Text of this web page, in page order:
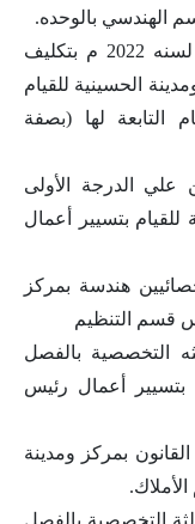
الهندسي بالوحده.
كما أصدر المحافظ القرار رقم (6564 ) لسنه 2022 م بتكليف
الحسينية للقيام
التابعة لها (بصفة
الدرجة الأولى
بتسيير أعمال
هندسة بمركز
قسم التنظيم
التخصصية بالفصل
بتسيير أعمال رئيس
بمركز ومدينة
التخصصية بالفصل